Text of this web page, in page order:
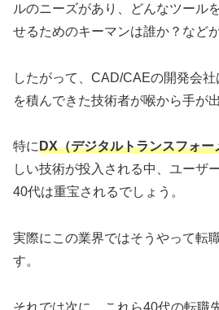
ルのニーズがあり、どんなツール
せるためのキーマンは誰か？など
したがって、CAD/CAEの開発会
を積んできた技術者が喉から手が
特にDX（デジタルトランスフォー
しい技術が投入される中、ユーザ
40代は重宝されるでしょう。
実際にこの業界ではそうやって転
す。
それでは次に、これら40代の転職